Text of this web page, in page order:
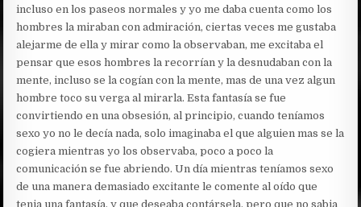
incluso en los paseos normales y yo me daba cuenta como los
hombres la miraban con admiración, ciertas veces me gustaba
alejarme de ella y mirar como la observaban, me excitaba el
pensar que esos hombres la recorrían y la desnudaban con la
mente, incluso se la cogían con la mente, mas de una vez algun
hombre toco su verga al mirarla. Esta fantasía se fue
convirtiendo en una obsesión, al principio, cuando teníamos
sexo yo no le decía nada, solo imaginaba el que alguien mas se la
cogiera mientras yo los observaba, poco a poco la
comunicación se fue abriendo. Un día mientras teníamos sexo
de una manera demasiado excitante le comente al oído que
tenia una fantasía, y que deseaba contársela, pero que no sabia